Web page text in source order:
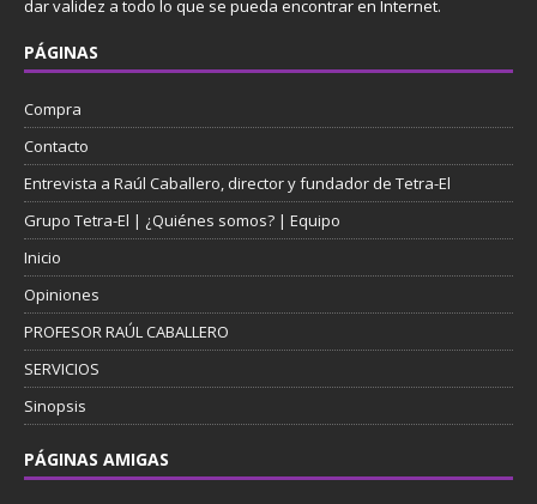
dar validez a todo lo que se pueda encontrar en Internet.
PÁGINAS
Compra
Contacto
Entrevista a Raúl Caballero, director y fundador de Tetra-El
Grupo Tetra-El | ¿Quiénes somos? | Equipo
Inicio
Opiniones
PROFESOR RAÚL CABALLERO
SERVICIOS
Sinopsis
PÁGINAS AMIGAS